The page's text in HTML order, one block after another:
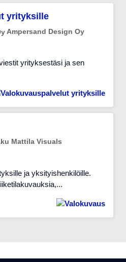
yrityksille
Ampersand Design Oy
yrityksestäsi ja sen
Mattila Visuals
ja yksityishenkilöille.